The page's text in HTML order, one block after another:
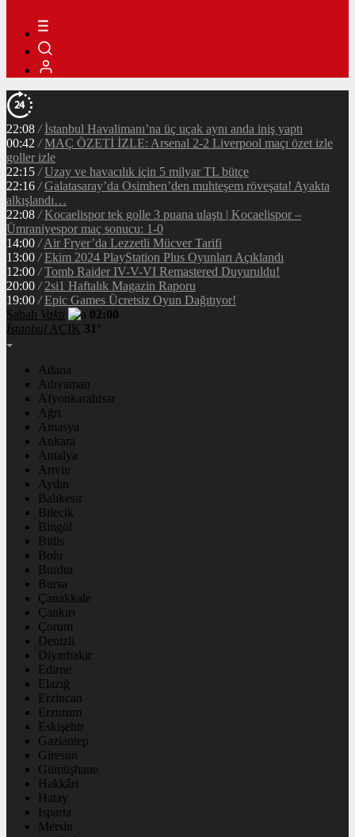
22:08 / İstanbul Havalimanı’na üç uçak aynı anda iniş yaptı
00:42 / MAÇ ÖZETİ İZLE: Arsenal 2-2 Liverpool maçı özet izle
goller izle
22:15 / Uzay ve havacılık için 5 milyar TL bütçe
22:16 / Galatasaray’da Osimhen’den muhteşem röveşata! Ayakta
alkışlandı…
22:08 / Kocaelispor tek golle 3 puana ulaştı | Kocaelispor –
Ümraniyespor maç sonucu: 1-0
14:00 / Air Fryer’da Lezzetli Mücver Tarifi
13:00 / Ekim 2024 PlayStation Plus Oyunları Açıklandı
12:00 / Tomb Raider IV-V-VI Remastered Duyuruldu!
20:00 / 2si1 Haftalık Magazin Raporu
19:00 / Epic Games Ücretsiz Oyun Dağıtıyor!
Sabah Vakti
02:00
İstanbul AÇIK 31°
Adana
Adıyaman
Afyonkarahisar
Ağrı
Amasya
Ankara
Antalya
Artvin
Aydın
Balıkesir
Bilecik
Bingöl
Bitlis
Bolu
Burdur
Bursa
Çanakkale
Çankırı
Çorum
Denizli
Diyarbakır
Edirne
Elazığ
Erzincan
Erzurum
Eskişehir
Gaziantep
Giresun
Gümüşhane
Hakkâri
Hatay
Isparta
Mersin